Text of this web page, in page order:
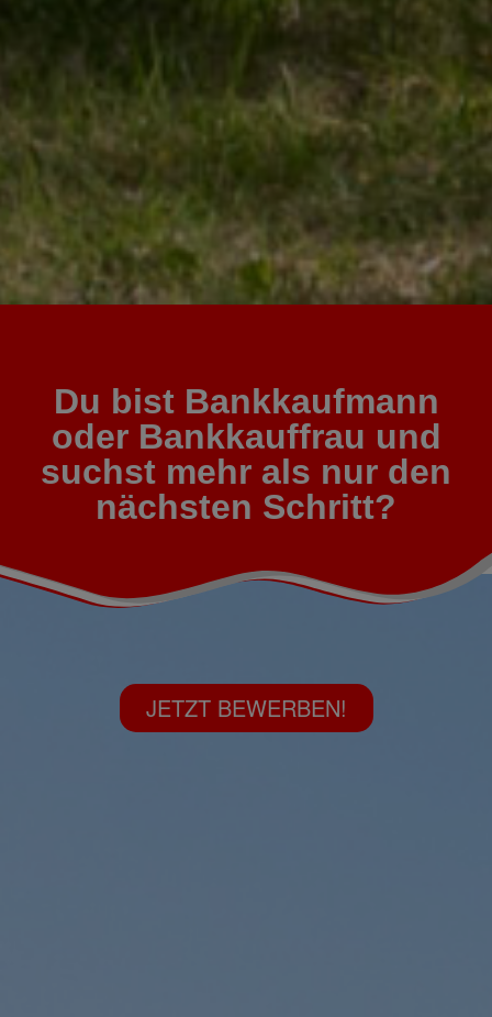
Du bist Bankkaufmann
oder Bankkauffrau und
suchst mehr als nur den
nächsten Schritt?
JETZT BEWERBEN!